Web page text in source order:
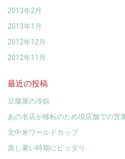
2013年2月
2013年1月
2012年12月
2012年11月
最近の投稿
豆腐屋の冷奴
あの名店が移転のため現店舗での営
北中米ワールドカップ
蒸し暑い時期にピッタリ